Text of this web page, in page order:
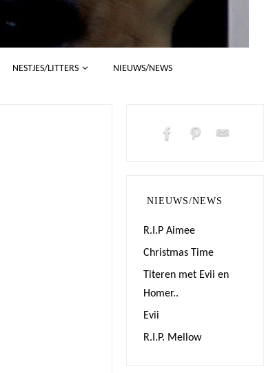
NESTJES/LITTERS NIEUWS/NEWS
NIEUWS/NEWS
R.I.P Aimee
Christmas Time
Titeren met Evii en
Homer..
Evii
R.I.P. Mellow